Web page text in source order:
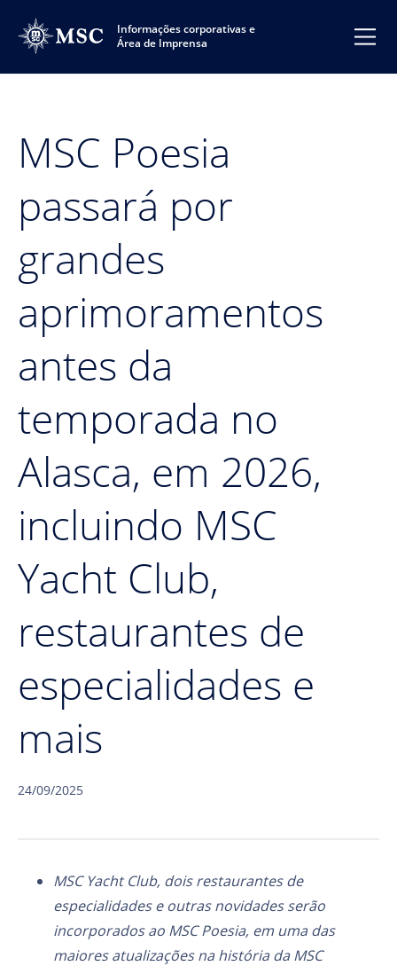
Informações corporativas e
Área de Imprensa
MSC Poesia
passará por
grandes
aprimoramentos
antes da
temporada no
Alasca, em 2026,
incluindo MSC
Yacht Club,
restaurantes de
especialidades e
mais
24/09/2025
MSC Yacht Club, dois restaurantes de
especialidades e outras novidades serão
incorporados ao MSC Poesia, em uma das
maiores atualizações na história da MSC